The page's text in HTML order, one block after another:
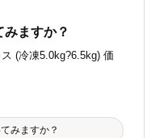
ますか？
(冷凍5.0kg?6.5kg) 価
みますか？